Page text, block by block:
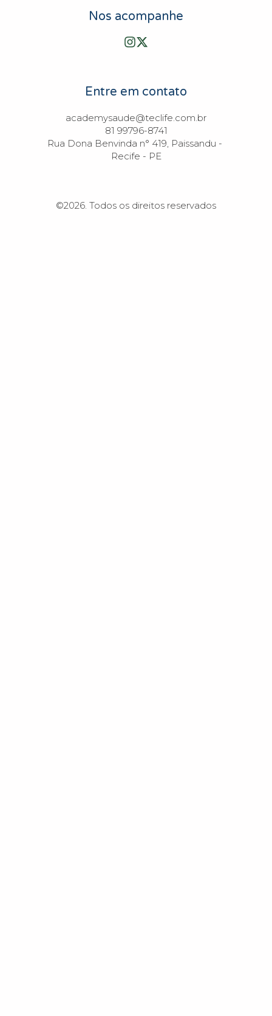
Nos acompanhe
Entre em contato
academysaude@teclife.com.br
81 99796-8741
Rua Dona Benvinda n° 419, Paissandu -
Recife - PE
©2026. Todos os direitos reservados